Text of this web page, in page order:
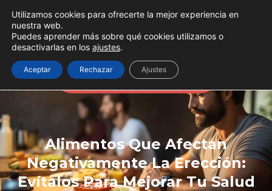
A veces todo se soluciona
aumentando la testosterona
Alimentos Que Afectan
Negativamente La Erección:
Evítalos Para Mejorar Tu Salud
Utilizamos cookies para ofrecerte la mejor experiencia en
nuestra web.
Puedes aprender más sobre qué cookies utilizamos o
desactivarlas en los ajustes.
Aceptar Rechazar Ajustes